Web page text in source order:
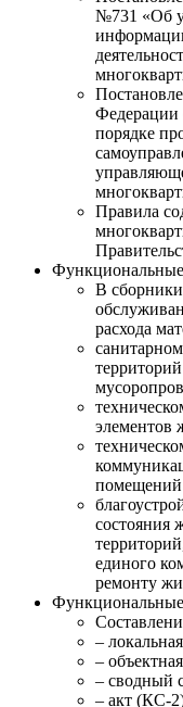
№731 «Об
Федерации
порядке
Правила
В
расхода
элементов
состояния
единого
ремонту
–
–
– сводный
– акт (КС-